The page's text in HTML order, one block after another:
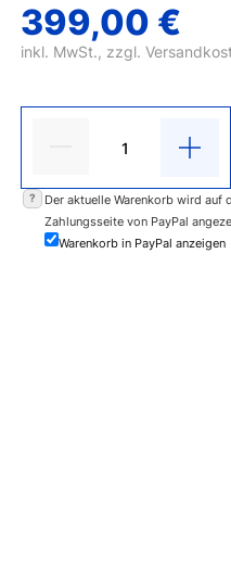
399,00 €
inkl. MwSt., zzgl.
?
Der aktuelle Warenkorb wird auf
Zahlungsseite von PayPal
Warenkorb in PayPal anzeigen